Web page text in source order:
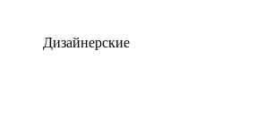
Дизайнерские